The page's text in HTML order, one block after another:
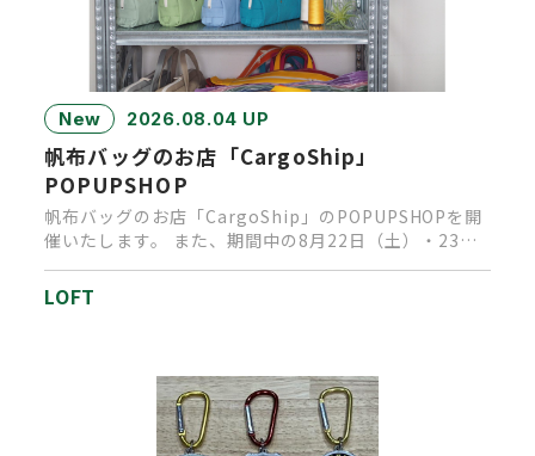
New 2026.08.04 UP
帆布バッグのお店「CargoShip」
POPUPSHOP
帆布バッグのお店「CargoShip」のPOPUPSHOPを開
催いたします。 また、期間中の8月22日（土）・23日
LOFT